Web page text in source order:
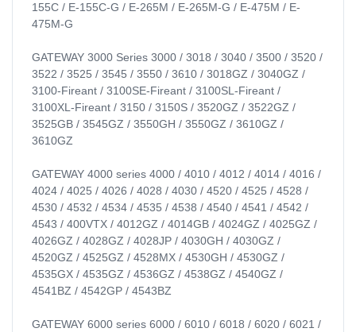
155C / E-155C-G / E-265M / E-265M-G / E-475M / E-
475M-G
GATEWAY 3000 Series 3000 / 3018 / 3040 / 3500 / 3520 /
3522 / 3525 / 3545 / 3550 / 3610 / 3018GZ / 3040GZ /
3100-Fireant / 3100SE-Fireant / 3100SL-Fireant /
3100XL-Fireant / 3150 / 3150S / 3520GZ / 3522GZ /
3525GB / 3545GZ / 3550GH / 3550GZ / 3610GZ /
3610GZ
GATEWAY 4000 series 4000 / 4010 / 4012 / 4014 / 4016 /
4024 / 4025 / 4026 / 4028 / 4030 / 4520 / 4525 / 4528 /
4530 / 4532 / 4534 / 4535 / 4538 / 4540 / 4541 / 4542 /
4543 / 400VTX / 4012GZ / 4014GB / 4024GZ / 4025GZ /
4026GZ / 4028GZ / 4028JP / 4030GH / 4030GZ /
4520GZ / 4525GZ / 4528MX / 4530GH / 4530GZ /
4535GX / 4535GZ / 4536GZ / 4538GZ / 4540GZ /
4541BZ / 4542GP / 4543BZ
GATEWAY 6000 series 6000 / 6010 / 6018 / 6020 / 6021 /